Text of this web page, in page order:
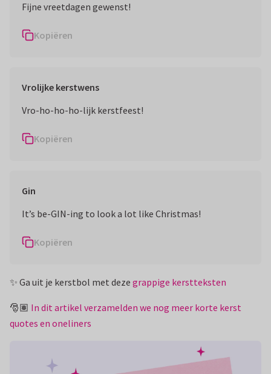
Fijne vreetdagen gewenst!
Kopiëren
Vrolijke kerstwens
Vro-ho-ho-ho-lijk kerstfeest!
Kopiëren
Gin
It’s be-GIN-ing to look a lot like Christmas!
Kopiëren
✨ Ga uit je kerstbol met deze grappige kerstteksten
🎅🏽 In dit artikel verzamelden we nog meer korte kerst
quotes en oneliners